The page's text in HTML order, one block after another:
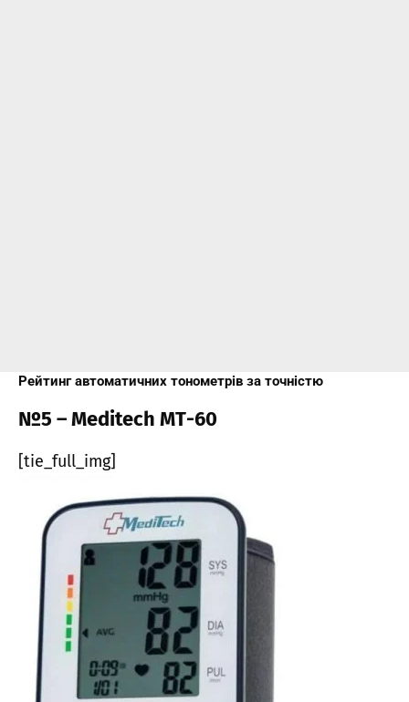
Рейтинг автоматичних тонометрів за точністю
№5 – Meditech МТ-60
[tie_full_img]